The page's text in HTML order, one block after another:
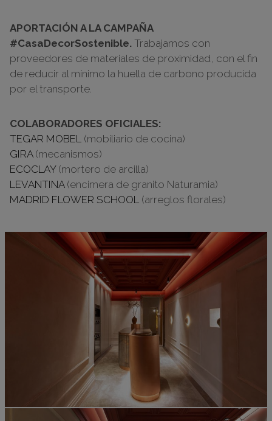
APORTACIÓN A LA CAMPAÑA
#CasaDecorSostenible. Trabajamos con
proveedores de materiales de proximidad, con el fin
de reducir al mínimo la huella de carbono producida
por el transporte.
COLABORADORES OFICIALES:
TEGAR MOBEL (mobiliario de cocina)
GIRA(mecanismos)
ECOCLAY(mortero de arcilla)
LEVANTINA(encimera de granito Naturamia)
MADRID FLOWER SCHOOL (arreglos florales)